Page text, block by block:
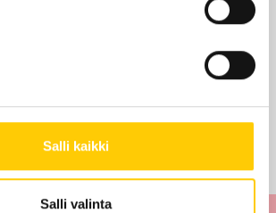
Salli kaikki
Salli valinta
Tarjouksia ei löytynyt